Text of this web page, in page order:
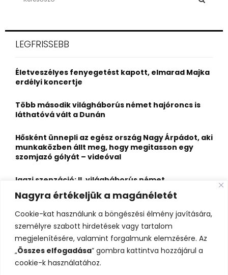
Nagyra értékeljük a magánéletét
Cookie-kat használunk a böngészési élmény javítására,
személyre szabott hirdetések vagy tartalom
megjelenítésére, valamint forgalmunk elemzésére. Az
„Összes elfogadása” gombra kattintva hozzájárul a
cookie-k használatához.
h
o
r
C
LEGFRISSEBB
Életveszélyes fenyegetést kapott, elmarad Majka
erdélyi koncertje
Több második világháborús német hajóroncs is
láthatóvá vált a Dunán
Hősként ünnepli az egész ország Nagy Árpádot, aki
munkaközben állt meg, hogy megitasson egy
szomjazó gólyát – videóval
Igazi szenzáció: II. világháborús német
motorkerékpár és elhunyt katonák kerültek elő a
Dunából Budapesten
A Duna most egészen új arcát mutatja: lenyűgöző
kavicszátonyok bukkantak elő a Dunakanyarban